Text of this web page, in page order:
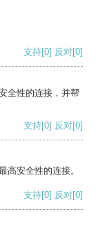
支持[0] 反对[0]
全性的连接，并帮
支持[0] 反对[0]
高安全性的连接。
支持[0] 反对[0]